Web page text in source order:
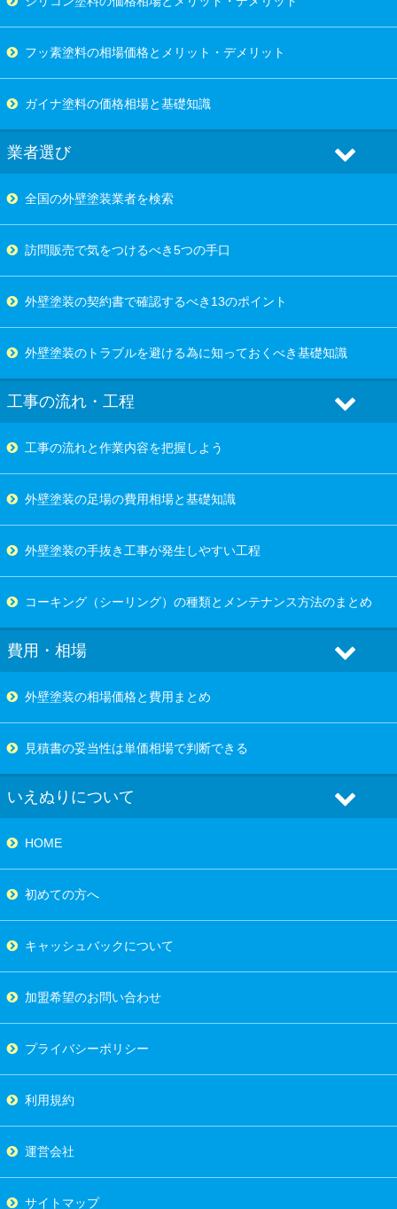
フッ素塗料の相場価格とメリット・デメリット
ガイナ塗料の価格相場と基礎知識
業者選び
全国の外壁塗装業者を検索
訪問販売で気をつけるべき5つの手口
外壁塗装の契約書で確認するべき13のポイント
外壁塗装のトラブルを避ける為に知っておくべき基礎知識
工事の流れ・工程
工事の流れと作業内容を把握しよう
外壁塗装の足場の費用相場と基礎知識
外壁塗装の手抜き工事が発生しやすい工程
コーキング（シーリング）の種類とメンテナンス方法のまとめ
費用・相場
外壁塗装の相場価格と費用まとめ
見積書の妥当性は単価相場で判断できる
いえぬりについて
HOME
初めての方へ
キャッシュバックについて
加盟希望のお問い合わせ
プライバシーポリシー
利用規約
運営会社
サイトマップ